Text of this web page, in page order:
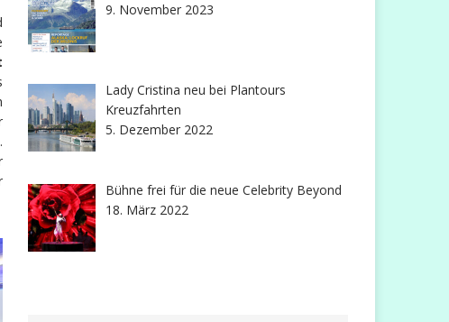
9. November 2023
Lady Cristina neu bei Plantours
Kreuzfahrten
5. Dezember 2022
Bühne frei für die neue Celebrity Beyond
18. März 2022